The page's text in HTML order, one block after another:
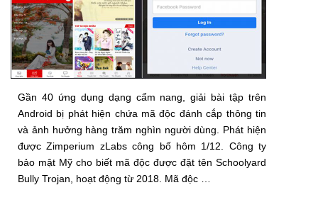
Gần 40 ứng dụng dạng cẩm nang, giải bài tập trên
Android bị phát hiện chứa mã độc đánh cắp thông tin
và ảnh hưởng hàng trăm nghìn người dùng. Phát hiện
được Zimperium zLabs công bố hôm 1/12. Công ty
bảo mật Mỹ cho biết mã độc được đặt tên Schoolyard
Bully Trojan, hoạt động từ 2018. Mã độc …